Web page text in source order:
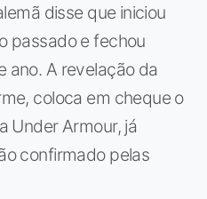
disse que iniciou
passado e fechou
ano. A revelação da
coloca em cheque o
Under Armour, já
confirmado pelas